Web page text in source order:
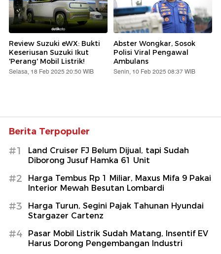
Review Suzuki eWX: Bukti
Keseriusan Suzuki Ikut
'Perang' Mobil Listrik!
Selasa, 18 Feb 2025 20:50 WIB
Abster Wongkar, Sosok
Polisi Viral Pengawal
Ambulans
Senin, 10 Feb 2025 08:37 WIB
Berita Terpopuler
#1
Land Cruiser FJ Belum Dijual, tapi Sudah
Diborong Jusuf Hamka 61 Unit
#2
Harga Tembus Rp 1 Miliar, Maxus Mifa 9 Pakai
Interior Mewah Besutan Lombardi
#3
Harga Turun, Segini Pajak Tahunan Hyundai
Stargazer Cartenz
#4
Pasar Mobil Listrik Sudah Matang, Insentif EV
Harus Dorong Pengembangan Industri